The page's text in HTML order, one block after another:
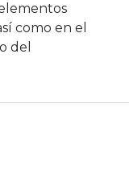
como en el
del